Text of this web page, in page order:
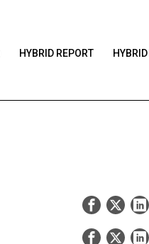
HYBRID REPORT